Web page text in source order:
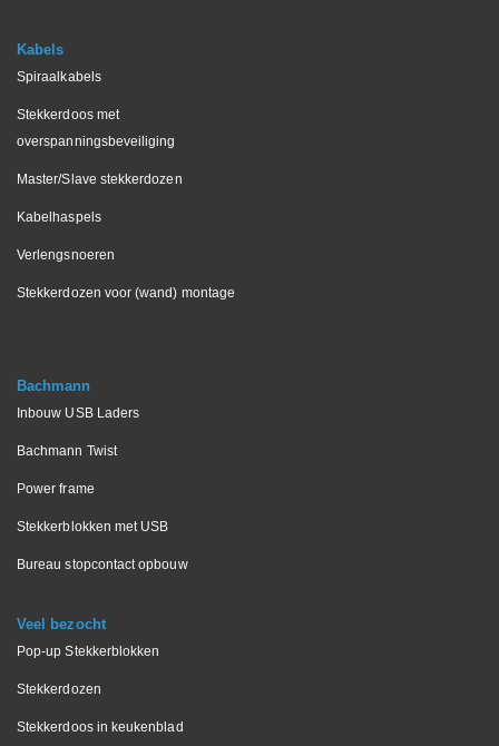
Kabels
Spiraalkabels
Stekkerdoos met
overspanningsbeveiliging
Master/Slave stekkerdozen
Kabelhaspels
Verlengsnoeren
Stekkerdozen voor (wand) montage
Bachmann
Inbouw USB Laders
Bachmann Twist
Power frame
Stekkerblokken met USB
Bureau stopcontact opbouw
Veel bezocht
Pop-up Stekkerblokken
Stekkerdozen
Stekkerdoos in keukenblad